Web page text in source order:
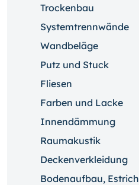
Trockenbau
Systemtrennwände
Wandbeläge
Putz und Stuck
Fliesen
Farben und Lacke
Innendämmung
Raumakustik
Deckenverkleidung
Bodenaufbau, Estrich